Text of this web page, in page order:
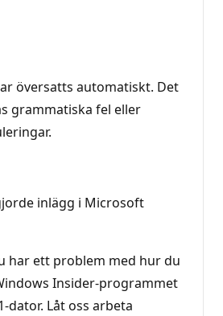
översatts automatiskt. Det
grammatiska fel eller
inlägg i Microsoft
har ett problem med hur du
Insider-programmet
dator. Låt oss arbeta